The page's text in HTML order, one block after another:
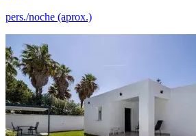
pers./noche (aprox.)